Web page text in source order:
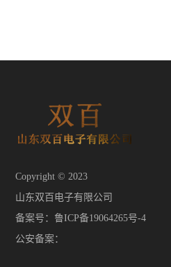
Copyright © 2023
山东双百电子有限公司
备案号： 鲁ICP备19064265号-4
公安备案：